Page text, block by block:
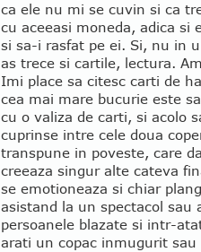
ca ele nu mi se cuvin si ca
cu aceeasi moneda, adica
si sa-i rasfat pe ei. Si, nu in
as trece si cartile, lectura.
Imi place sa citesc carti de
cea mai mare bucurie este
cu o valiza de carti, si acolo
cuprinse intre cele doua
transpune in poveste, care
creeaza singur alte cateva
se emotioneaza si chiar
asistand la un spectacol sau
persoanele blazate si intr-
arati un copac inmugurit